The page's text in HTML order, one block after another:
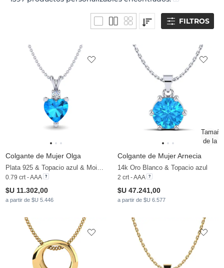
FILTROS
Colgante de Mujer Olga
Plata 925 & Topacio azul & Moissanita
0.79 crt - AAA
$U 11.302,00
a partir de $U 5.446
Colgante de Mujer Arnecia
14k Oro Blanco & Topacio azul
2 crt - AAA
$U 47.241,00
a partir de $U 6.577